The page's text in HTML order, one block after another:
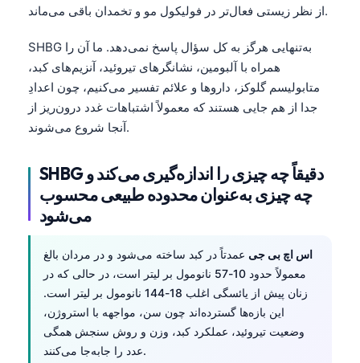
از نظر زیستی فعال‌تر در فولیکول مو و تخمدان باقی می‌ماند.
SHBG به‌تنهایی هرگز به کل سؤال پاسخ نمی‌دهد. ما آن را
همراه با آلبومین، نشانگرهای تیروئید، آنزیم‌های کبد،
متابولیسم گلوکز، داروها و علائم تفسیر می‌کنیم، چون اعدادِ
جدا از هم جایی هستند که معمولاً اشتباهات غدد درون‌ریز از
آنجا شروع می‌شوند.
SHBG دقیقاً چه چیزی را اندازه‌گیری می‌کند و
چه چیزی به‌عنوان محدوده طبیعی محسوب
می‌شود
اس اچ بی جی عمدتاً در کبد ساخته می‌شود و در مردان بالغ
معمولاً حدود 10-57 نانومول بر لیتر است، در حالی که در
زنان پیش از یائسگی اغلب 18-144 نانومول بر لیتر است.
این بازه‌ها گسترده‌اند چون سن، مواجهه با استروژن،
وضعیت تیروئید، عملکرد کبد، وزن و روش سنجش همگی
عدد را جابه‌جا می‌کنند.